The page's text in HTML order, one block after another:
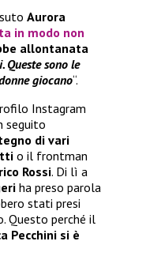
Aurora
in modo non
allontanata
Queste sono le
giocano“.
Instagram
seguito
di vari
o il frontman
Rossi. Di lì a
ha preso parola
stati presi
Questo perché il
Pecchini si è